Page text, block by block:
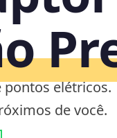
pontos elétricos.
de você.